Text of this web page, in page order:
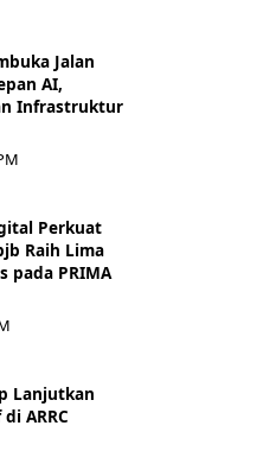
Jalan
AI,
Infrastruktur
Perkuat
Raih Lima
pada PRIMA
Lanjutkan
ARRC